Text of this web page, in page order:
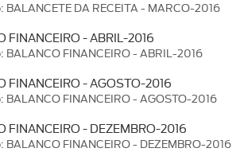
BALANCETE DA RECEITA - MARCO-2016
FINANCEIRO - ABRIL-2016
BALANCO FINANCEIRO - ABRIL-2016
FINANCEIRO - AGOSTO-2016
BALANCO FINANCEIRO - AGOSTO-2016
FINANCEIRO - DEZEMBRO-2016
BALANCO FINANCEIRO - DEZEMBRO-2016